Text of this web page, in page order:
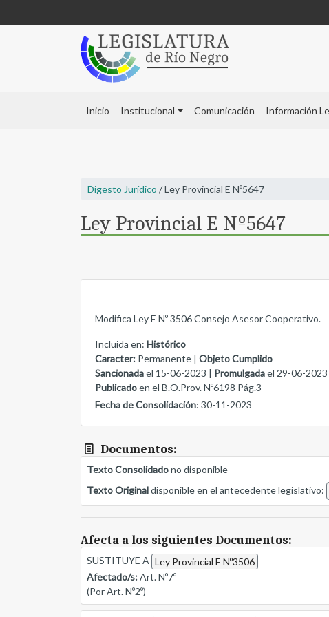
Inicio Institucional Comunicación Información
Digesto Jurídico / Ley Provincial E Nº5647
Ley Provincial E Nº5647
Modifica Ley E Nº 3506 Consejo Asesor Cooperativo.
Incluida en: Histórico
Caracter: Permanente | Objeto Cumplido
Sancionadael 15-06-2023 | Promulgadael 29-06-
Publicadoen el B.O.Prov. Nº6198 Pág.3
Fecha de Consolidación: 30-11-2023
Documentos:
Texto Consolidadono disponible
Texto Originaldisponible en el antecedente legislativo:
Afecta a los siguientes Documentos:
SUSTITUYE A Ley Provincial E Nº3506
Afectado/s:Art. Nº7º
(Por Art. Nº2º)